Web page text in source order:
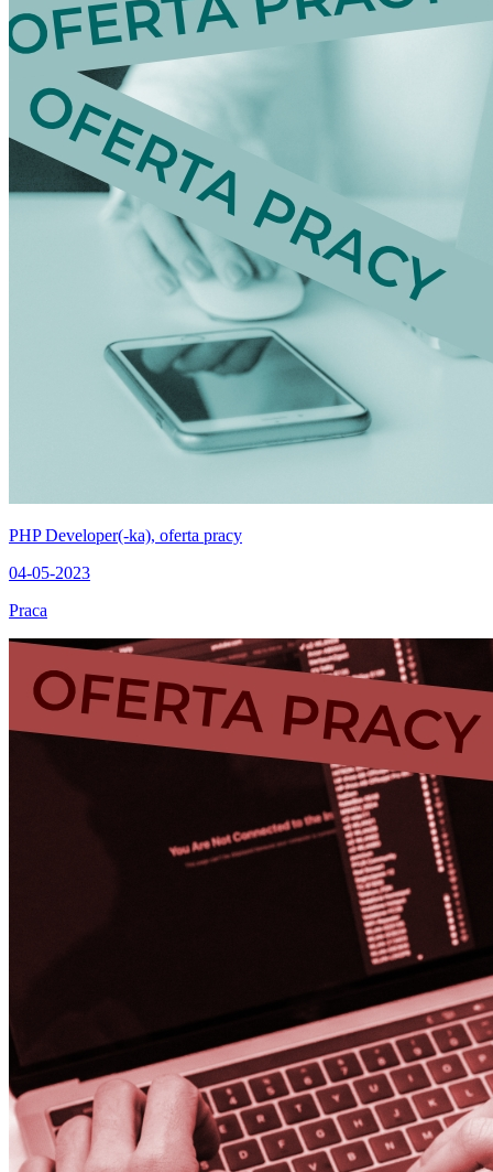
PHP Developer(-ka), oferta pracy
04-05-2023
Praca